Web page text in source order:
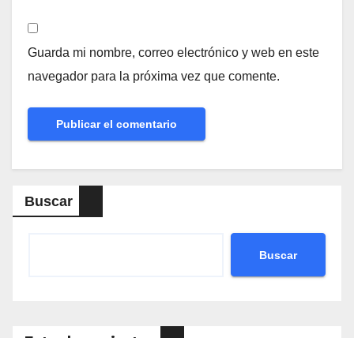
Guarda mi nombre, correo electrónico y web en este
navegador para la próxima vez que comente.
Buscar
Buscar